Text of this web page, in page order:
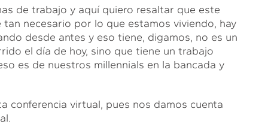
de trabajo y aquí quiero resaltar que este
necesario por lo que estamos viviendo, hay
desde antes y eso tiene, digamos, no es un
el día de hoy, sino que tiene un trabajo
es de nuestros millennials en la bancada y
conferencia virtual, pues nos damos cuenta